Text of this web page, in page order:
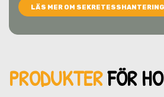
LÄS MER OM SEKRETESSHANTERING
PRODUKTERFÖR